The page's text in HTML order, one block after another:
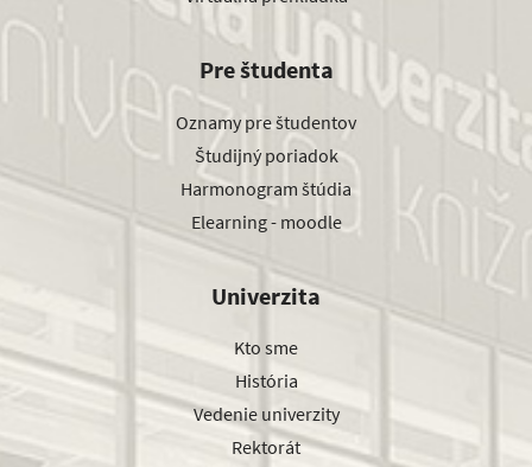
Pre študenta
Oznamy pre študentov
Študijný poriadok
Harmonogram štúdia
Elearning - moodle
Univerzita
Kto sme
História
Vedenie univerzity
Rektorát